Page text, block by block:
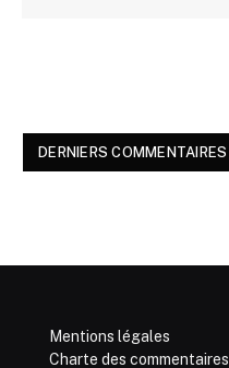
DERNIERS COMMENTAIRES
Mentions légales
Charte des commentaires